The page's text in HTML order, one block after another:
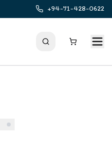
+94-71-428-0622